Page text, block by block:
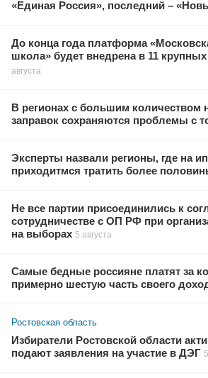
«Единая Россия», последний –
До конца года платформа
школа» будет внедрена в 11
августа
В регионах с большим количеством
заправок сохраняются проблемы с
Эксперты назвали регионы, где на
приходитмся тратить более
Не все партии присоединились к
сотрудничестве с ОП РФ при
на выборах 5 августа
Самые бедные россияне платят за
примерно шестую часть своего
Ростовская область
Избиратели Ростовской области
подают заявления на участие в ДЭГ